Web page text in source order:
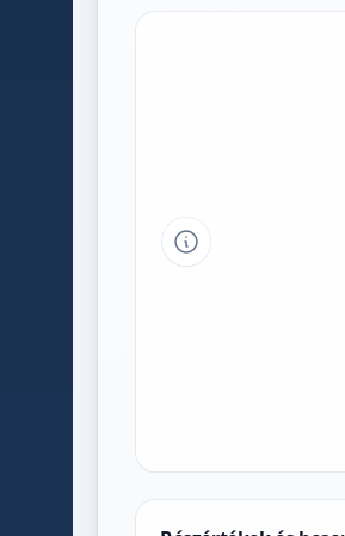
Tipp a grafikon